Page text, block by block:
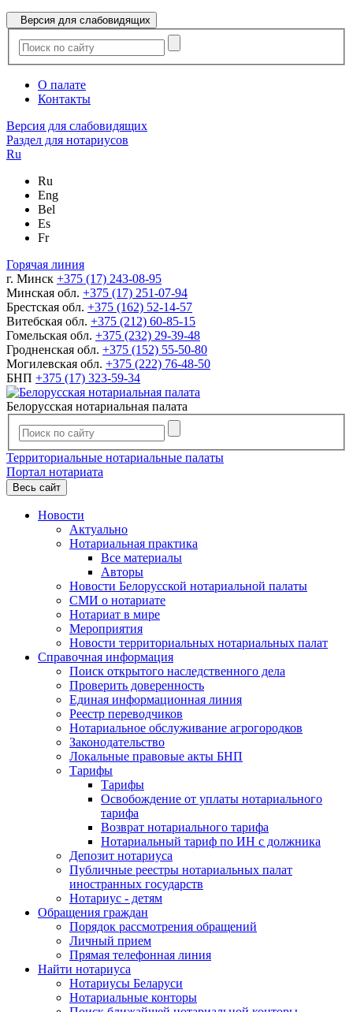
Версия для слабовидящих
О палате
Контакты
Версия для слабовидящих
Раздел для нотариусов
Ru
Ru
Eng
Bel
Es
Fr
Горячая линия
г. Минск +375 (17) 243-08-95
Минская обл. +375 (17) 251-07-94
Брестская обл. +375 (162) 52-14-57
Витебская обл. +375 (212) 60-85-15
Гомельская обл. +375 (232) 29-39-48
Гродненская обл. +375 (152) 55-50-80
Могилевская обл. +375 (222) 76-48-50
БНП +375 (17) 323-59-34
Белорусская нотариальная палата
Территориальные нотариальные палаты
Портал нотариата
Весь сайт
Новости
Актуально
Нотариальная практика
Все материалы
Авторы
Новости Белорусской нотариальной палаты
СМИ о нотариате
Нотариат в мире
Мероприятия
Новости территориальных нотариальных палат
Справочная информация
Поиск открытого наследственного дела
Проверить доверенность
Единая информационная линия
Реестр переводчиков
Нотариальное обслуживание агрогородков
Законодательство
Локальные правовые акты БНП
Тарифы
Тарифы
Освобождение от уплаты нотариального
тарифа
Возврат нотариального тарифа
Нотариальный тариф по ИН с должника
Депозит нотариуса
Публичные реестры нотариальных палат
иностранных государств
Нотариус - детям
Обращения граждан
Порядок рассмотрения обращений
Личный прием
Прямая телефонная линия
Найти нотариуса
Нотариусы Беларуси
Нотариальные конторы